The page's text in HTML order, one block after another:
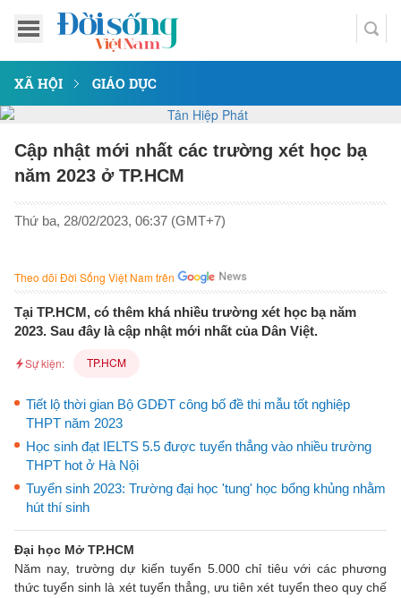
XÃ HỘI GIÁO DỤC
Cập nhật mới nhất các trường xét học bạ
năm 2023 ở TP.HCM
Thứ ba, 28/02/2023, 06:37 (GMT+7)
Theo dõi Đời Sống Việt Nam trên
Tại TP.HCM, có thêm khá nhiều trường xét học bạ năm
2023. Sau đây là cập nhật mới nhất của Dân Việt.
Sự kiện: TP.HCM
Tiết lộ thời gian Bộ GDĐT công bố đề thi mẫu tốt nghiệp
THPT năm 2023
Học sinh đạt IELTS 5.5 được tuyển thẳng vào nhiều trường
THPT hot ở Hà Nội
Tuyển sinh 2023: Trường đại học 'tung' học bổng khủng nhằm
hút thí sinh
Đại học Mở TP.HCM
Năm nay, trường dự kiến tuyển 5.000 chỉ tiêu với các phương
thức tuyển sinh là xét tuyển thẳng, ưu tiên xét tuyển theo quy chế